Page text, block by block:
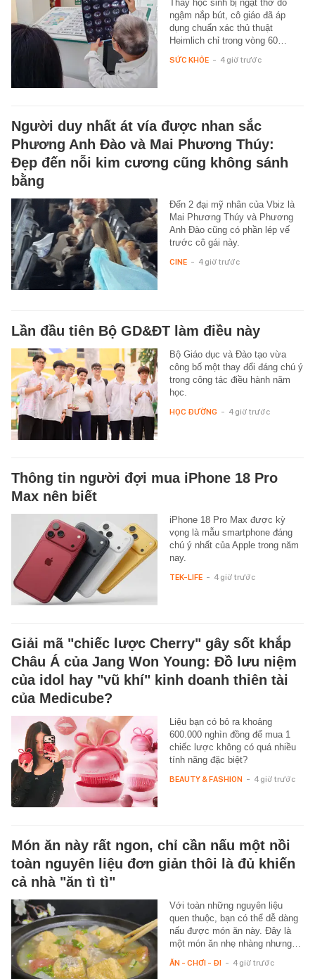
Thấy học sinh bị ngạt thở do
ngậm nắp bút, cô giáo đã áp
dụng chuẩn xác thủ thuật
Heimlich chỉ trong vòng 60…
SỨC KHỎE - 4 giờ trước
Người duy nhất át vía được nhan sắc
Phương Anh Đào và Mai Phương Thúy:
Đẹp đến nỗi kim cương cũng không sánh
bằng
Đến 2 đại mỹ nhân của Vbiz là
Mai Phương Thúy và Phương
Anh Đào cũng có phần lép vế
trước cô gái này.
CINE - 4 giờ trước
Lần đầu tiên Bộ GD&ĐT làm điều này
Bộ Giáo dục và Đào tạo vừa
công bố một thay đổi đáng chú ý
trong công tác điều hành năm
học.
HỌC ĐƯỜNG - 4 giờ trước
Thông tin người đợi mua iPhone 18 Pro
Max nên biết
iPhone 18 Pro Max được kỳ
vọng là mẫu smartphone đáng
chú ý nhất của Apple trong năm
nay.
TEK-LIFE - 4 giờ trước
Giải mã "chiếc lược Cherry" gây sốt khắp
Châu Á của Jang Won Young: Đồ lưu niệm
của idol hay "vũ khí" kinh doanh thiên tài
của Medicube?
Liệu bạn có bỏ ra khoảng
600.000 nghìn đồng để mua 1
chiếc lược không có quá nhiều
tính năng đặc biệt?
BEAUTY & FASHION - 4 giờ trước
Món ăn này rất ngon, chỉ cần nấu một nồi
toàn nguyên liệu đơn giản thôi là đủ khiến
cả nhà "ăn tì tì"
Với toàn những nguyên liệu
quen thuộc, bạn có thể dễ dàng
nấu được món ăn này. Đây là
một món ăn nhẹ nhàng nhưng…
ĂN - CHƠI - ĐI - 4 giờ trước